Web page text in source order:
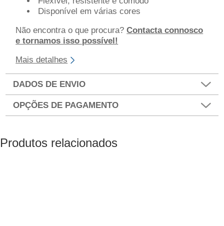
Disponível em várias cores
Não encontra o que procura?Contacta connosco
e tornamos isso possível!
Mais detalhes
DADOS DE ENVIO
OPÇÕES DE PAGAMENTO
Produtos relacionados